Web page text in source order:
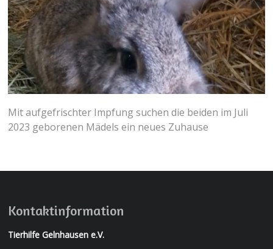
Mit aufgefrischter Impfung suchen die beiden im Juli
2023 geborenen Mädels ein neues Zuhause
Kontaktinformation
Tierhilfe Gelnhausen e.V.